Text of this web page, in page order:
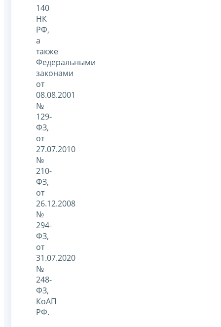
140
НК
РФ,
а
также
Федеральными
законами
от
08.08.2001
№
129-
ФЗ,
от
27.07.2010
№
210-
ФЗ,
от
26.12.2008
№
294-
ФЗ,
от
31.07.2020
№
248-
ФЗ,
КоАП
РФ.